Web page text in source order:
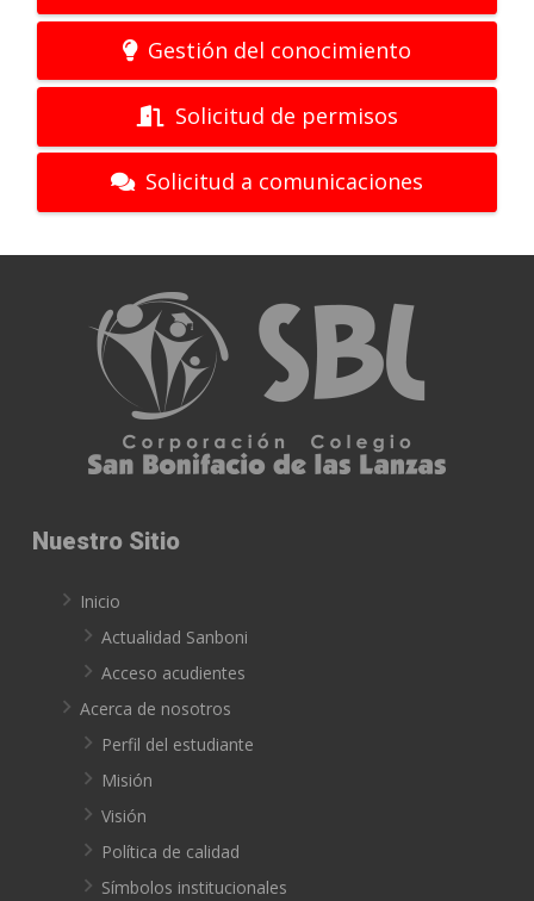
Gestión del conocimiento
Solicitud de permisos
Solicitud a comunicaciones
Nuestro Sitio
Inicio
Actualidad Sanboni
Acceso acudientes
Acerca de nosotros
Perfil del estudiante
Misión
Visión
Política de calidad
Símbolos institucionales